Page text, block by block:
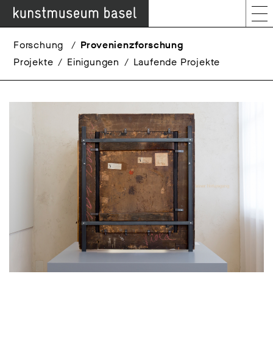
Forschung
Provenienzforschung
Projekte
Einigungen Laufende Projekte